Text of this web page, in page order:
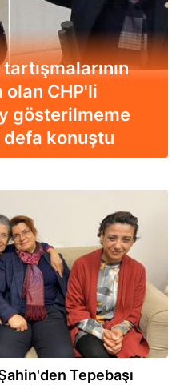
olan CHP'li
gösterilmeme
konuştu
Tepebaşı